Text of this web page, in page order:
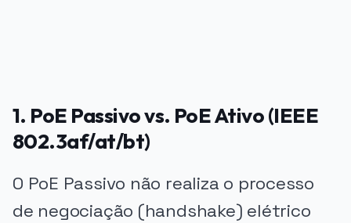
1. PoE Passivo vs. PoE Ativo (IEEE
802.3af/at/bt)
O PoE Passivo não realiza o processo
de negociação (handshake) elétrico